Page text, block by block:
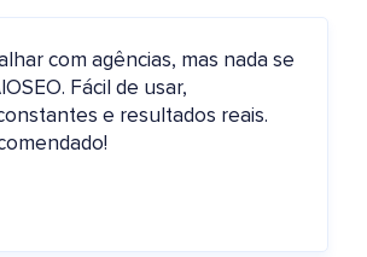
com agências, mas nada se
Fácil de usar,
e resultados reais.